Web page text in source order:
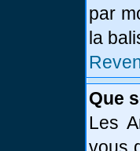
par
la
Que
Les